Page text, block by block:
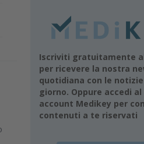
Iscriviti gratuitamente
per ricevere la nostra
quotidiana con le
giorno. Oppure accedi
account Medikey per
contenuti a te riservati